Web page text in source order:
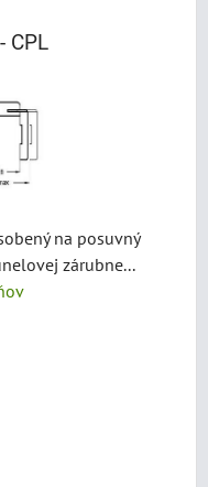
CPL
na posuvný
zárubne...